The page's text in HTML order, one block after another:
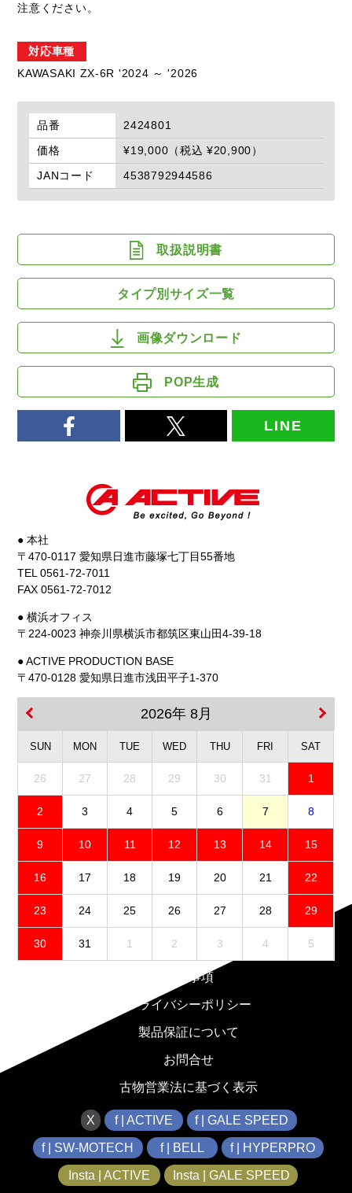
注意ください。
対応車種
KAWASAKI ZX-6R '2024 ～ '2026
品番
2424801
価格
¥19,000（税込 ¥20,900）
JANコード
4538792944586
取扱説明書
タイプ別サイズ一覧
画像ダウンロード
POP生成
LINE
● 本社
〒470-0117 愛知県日進市藤塚七丁目55番地
TEL 0561-72-7011
FAX 0561-72-7012
● 横浜オフィス
〒224-0023 神奈川県横浜市都筑区東山田4-39-18
● ACTIVE PRODUCTION BASE
〒470-0128 愛知県日進市浅田平子1-370
2026年 8月
SUN MON TUE WED THU FRI SAT
26 27 28 29 30 31 1
2 3 4 5 6 7 8
9 10 11 12 13 14 15
16 17 18 19 20 21 22
23 24 25 26 27 28 29
30 31 1 2 3 4 5
免責事項
プライバシーポリシー
製品保証について
お問合せ
古物営業法に基づく表示
X f | ACTIVE f | GALE SPEED
f | SW-MOTECH f | BELL f | HYPERPRO
Insta | ACTIVE Insta | GALE SPEED